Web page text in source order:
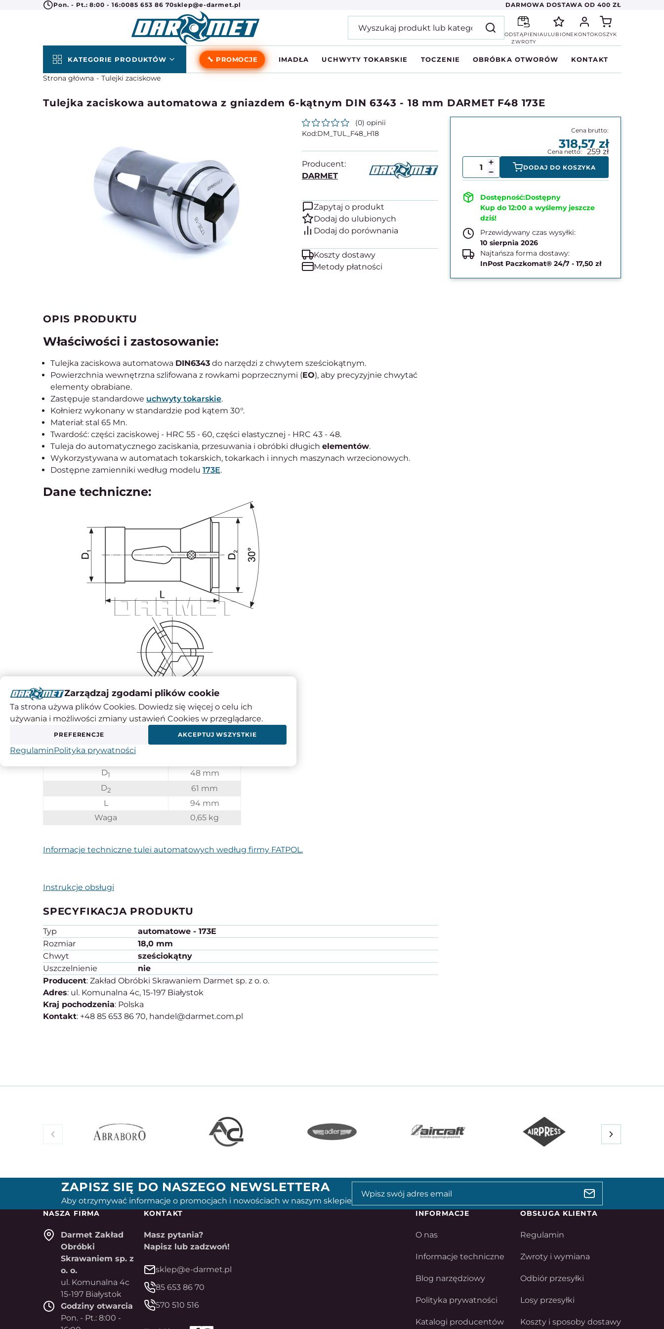
Pon. - Pt.: 8:00 - 16:0085 653 86 70sklep@e-darmet.pl DARMOWA DOSTAWA OD 400 ZŁ
ODSTĄPIENIA
ZWROTY
ULUBIONE KONTOKOSZYK
KATEGORIE PRODUKTÓW 🔧 PROMOCJE IMADŁA UCHWYTY TOKARSKIE TOCZENIE OBRÓBKA OTWORÓW KONTAKT
Strona główna Tulejki zaciskowe
Tulejka zaciskowa automatowa z gniazdem 6-kątnym DIN 6343 - 18 mm DARMET F48 173E
(0) opinii
DM_TUL_F48_H18
Producent:
DARMET
Zapytaj o produkt
Koszty dostawy
Metody płatności
318,57
259
DODAJ DO KOSZYKA
Dostępny
Kup do 12:00 a wyślemy jeszcze
dziś!
Przewidywany czas wysyłki:
10 sierpnia 2026
Najtańsza forma dostawy:
InPost Paczkomat® 24/7 - 17,50 zł
OPIS PRODUKTU
Właściwości i zastosowanie:
Tulejka zaciskowa automatowa DIN6343 do narzędzi z chwytem sześciokątnym.
Powierzchnia wewnętrzna szlifowana z rowkami poprzecznymi (EO), aby precyzyjnie chwytać
elementy obrabiane.
Zastępuje standardowe uchwyty tokarskie.
Kołnierz wykonany w standardzie pod kątem 30°.
Materiał: stal 65 Mn.
Twardość: części zaciskowej - HRC 55 - 60, części elastycznej - HRC 43 - 48.
Tuleja do automatycznego zaciskania, przesuwania i obróbki długich elementów.
Wykorzystywana w automatach tokarskich, tokarkach i innych maszynach wrzecionowych.
Dostępne zamienniki według modelu 173E.
Dane techniczne:
F48, DIN6343
Gniazdo mocowania (H)
D1
48 mm
D2
61 mm
L
94 mm
Waga
0,65 kg
Informacje techniczne tulei automatowych według firmy FATPOL.
Instrukcje obsługi
SPECYFIKACJA PRODUKTU
Typ
automatowe - 173E
Rozmiar
18,0 mm
Chwyt
sześciokątny
Uszczelnienie
nie
Producent: Zakład Obróbki Skrawaniem Darmet sp. z o. o.
Adres: ul. Komunalna 4c, 15-197 Białystok
Kraj pochodzenia: Polska
Kontakt: +48 85 653 86 70, handel@darmet.com.pl
ZAPISZ SIĘ DO NASZEGO NEWSLETTERA
Aby otrzymywać informacje o promocjach i nowościach w naszym sklepie
NASZA FIRMA
Darmet Zakład
Obróbki
Skrawaniem sp. z
o. o.
ul. Komunalna 4c
15-197 Białystok
Godziny otwarcia
Pon. - Pt.: 8:00 -
KONTAKT
Masz pytania?
Napisz lub zadzwoń!
sklep@e-darmet.pl
85 653 86 70
570 510 516
INFORMACJE
O nas
Informacje techniczne
Blog narzędziowy
Polityka prywatności
Katalogi producentów
OBSŁUGA KLIENTA
Regulamin
Zwroty i wymiana
Odbiór przesyłki
Losy przesyłki
Koszty i sposoby dostawy
Zarządzaj zgodami plików cookie
Ta strona używa plików Cookies. Dowiedz się więcej o celu ich
używania i możliwości zmiany ustawień Cookies w przeglądarce.
PREFERENCJE AKCEPTUJ WSZYSTKIE
RegulaminPolityka prywatności